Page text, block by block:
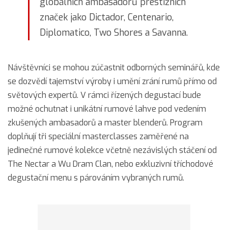
značek jako Dictador, Centenario,
Diplomatico, Two Shores a Savanna.
Návštěvníci se mohou zúčastnit odborných seminářů, kde
se dozvědí tajemství výroby i umění zrání rumů přímo od
světových expertů. V rámci řízených degustací bude
možné ochutnat i unikátní rumové lahve pod vedením
zkušených ambasadorů a master blenderů. Program
doplňují tři speciální masterclasses zaměřené na
jedinečné rumové kolekce včetně nezávislých stáčení od
The Nectar a Wu Dram Clan, nebo exkluzivní tříchodové
degustační menu s párováním vybraných rumů.